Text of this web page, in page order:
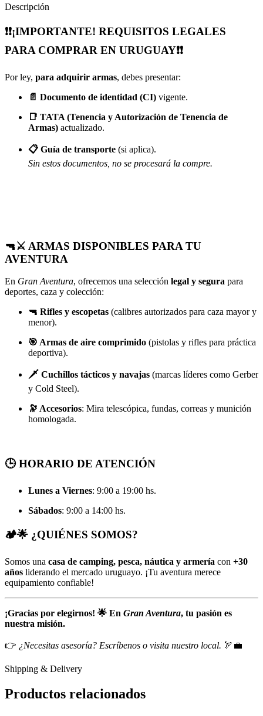
Descripción
❗❗¡IMPORTANTE! REQUISITOS LEGALES
PARA COMPRAR EN URUGUAY❗❗
Por ley, para adquirir armas, debes presentar:
📄 Documento de identidad (CI) vigente.
📑 TATA (Tenencia y Autorización de Tenencia de
Armas) actualizado.
📋 Guía de transporte (si aplica).
Sin estos documentos, no se procesará la compre.
🔫⚔️ ARMAS DISPONIBLES PARA TU
AVENTURA
En Gran Aventura, ofrecemos una selección legal y segura para
deportes, caza y colección:
🔫 Rifles y escopetas (calibres autorizados para caza mayor y
menor).
🎯 Armas de aire comprimido (pistolas y rifles para práctica
deportiva).
🗡️ Cuchillos tácticos y navajas (marcas líderes como Gerber
y Cold Steel).
🔭 Accesorios: Mira telescópica, fundas, correas y munición
homologada.
🕒 HORARIO DE ATENCIÓN
Lunes a Viernes: 9:00 a 19:00 hs.
Sábados: 9:00 a 14:00 hs.
🏕️🌟 ¿QUIÉNES SOMOS?
Somos una casa de camping, pesca, náutica y armería con +30
años liderando el mercado uruguayo. ¡Tu aventura merece
equipamiento confiable!
¡Gracias por elegirnos! 🌟 En Gran Aventura, tu pasión es
nuestra misión.
👉 ¿Necesitas asesoría? Escríbenos o visita nuestro local. 🏹💼
Shipping & Delivery
Productos relacionados